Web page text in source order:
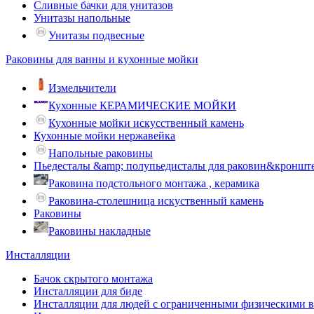
Сливные бачки для унитазов
Унитазы напольные
Унитазы подвесные
Раковины для ванны и кухонные мойки
Измельчители
Кухонные КЕРАМИЧЕСКИЕ МОЙКИ
Кухонные мойки искусственный камень
Кухонные мойки нержавейка
Напольные раковины
Пьедесталы &amp; полупьедисталы для
Раковина подстольного монтажа , керамика
Раковина-столешница искуственный камень
Раковины
Раковины накладные
Инсталляции
Бачок скрытого монтажа
Инсталляции для биде
Инсталляции для людей с ограниченными физическими